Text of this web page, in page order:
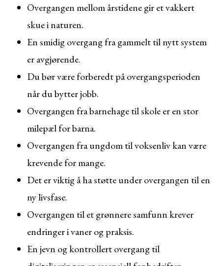
Overgangen mellom årstidene gir et vakkert
skue i naturen.
En smidig overgang fra gammelt til nytt system
er avgjørende.
Du bør være forberedt på overgangsperioden
når du bytter jobb.
Overgangen fra barnehage til skole er en stor
milepæl for barna.
Overgangen fra ungdom til voksenliv kan være
krevende for mange.
Det er viktig å ha støtte under overgangen til en
ny livsfase.
Overgangen til et grønnere samfunn krever
endringer i vaner og praksis.
En jevn og kontrollert overgang til